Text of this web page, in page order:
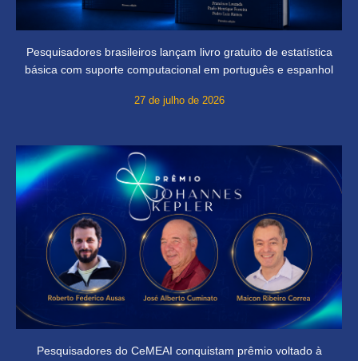
Pesquisadores brasileiros lançam livro gratuito de estatística
básica com suporte computacional em português e espanhol
27 de julho de 2026
Pesquisadores do CeMEAI conquistam prêmio voltado à